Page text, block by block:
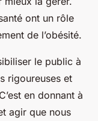
ont un rôle
de l’obésité.
le public à
rigoureuses et
en donnant à
agir que nous